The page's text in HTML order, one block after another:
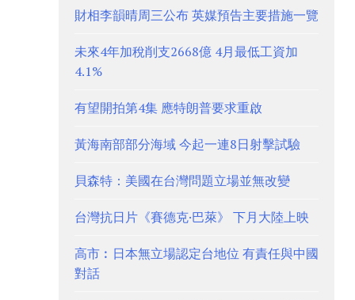
財相李韻晴周三公布 英媒預告主要措施一覽
未來4年加稅削支2668億 4月最低工資加
4.1%
有望開拍第4集 應特朗普要求重啟
黃海南部部分海域 今起一連8日射擊試驗
貝森特：美國在台灣問題立場並無改變
台灣抗日片《賽德克·巴萊》 下月大陸上映
高市︰日本無立場認定台地位 有責任與中國
對話